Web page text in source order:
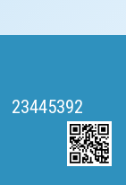
23445392